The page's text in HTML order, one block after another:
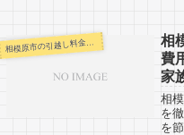
な
浜...
相模原市の引越し料金・代金相場・見積り情報
相
費
家
相
を
を